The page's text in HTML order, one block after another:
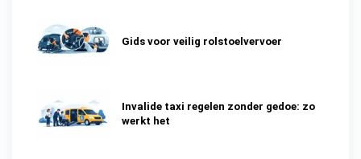
Gids voor veilig rolstoelvervoer
Invalide taxi regelen zonder gedoe: zo
werkt het